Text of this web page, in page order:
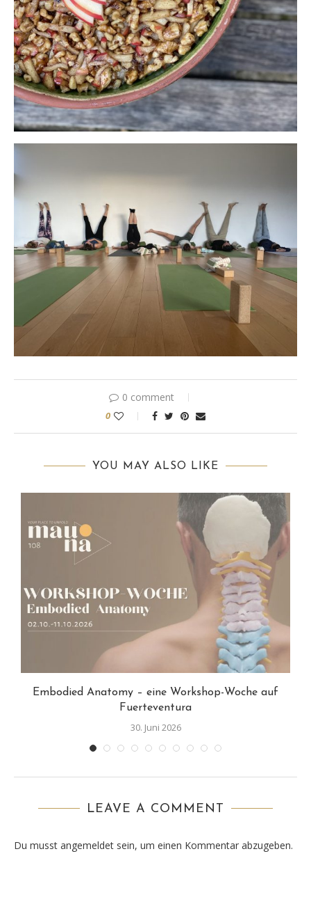
0 comment
0
YOU MAY ALSO LIKE
Embodied Anatomy – eine Workshop-Woche auf
Fuerteventura
30. Juni 2026
LEAVE A COMMENT
Du musst angemeldet sein, um einen Kommentar abzugeben.